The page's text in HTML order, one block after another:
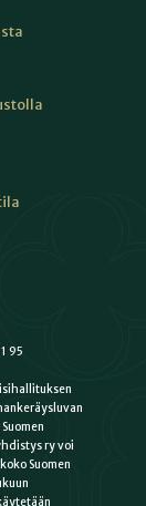
95
ry voi
Suomen